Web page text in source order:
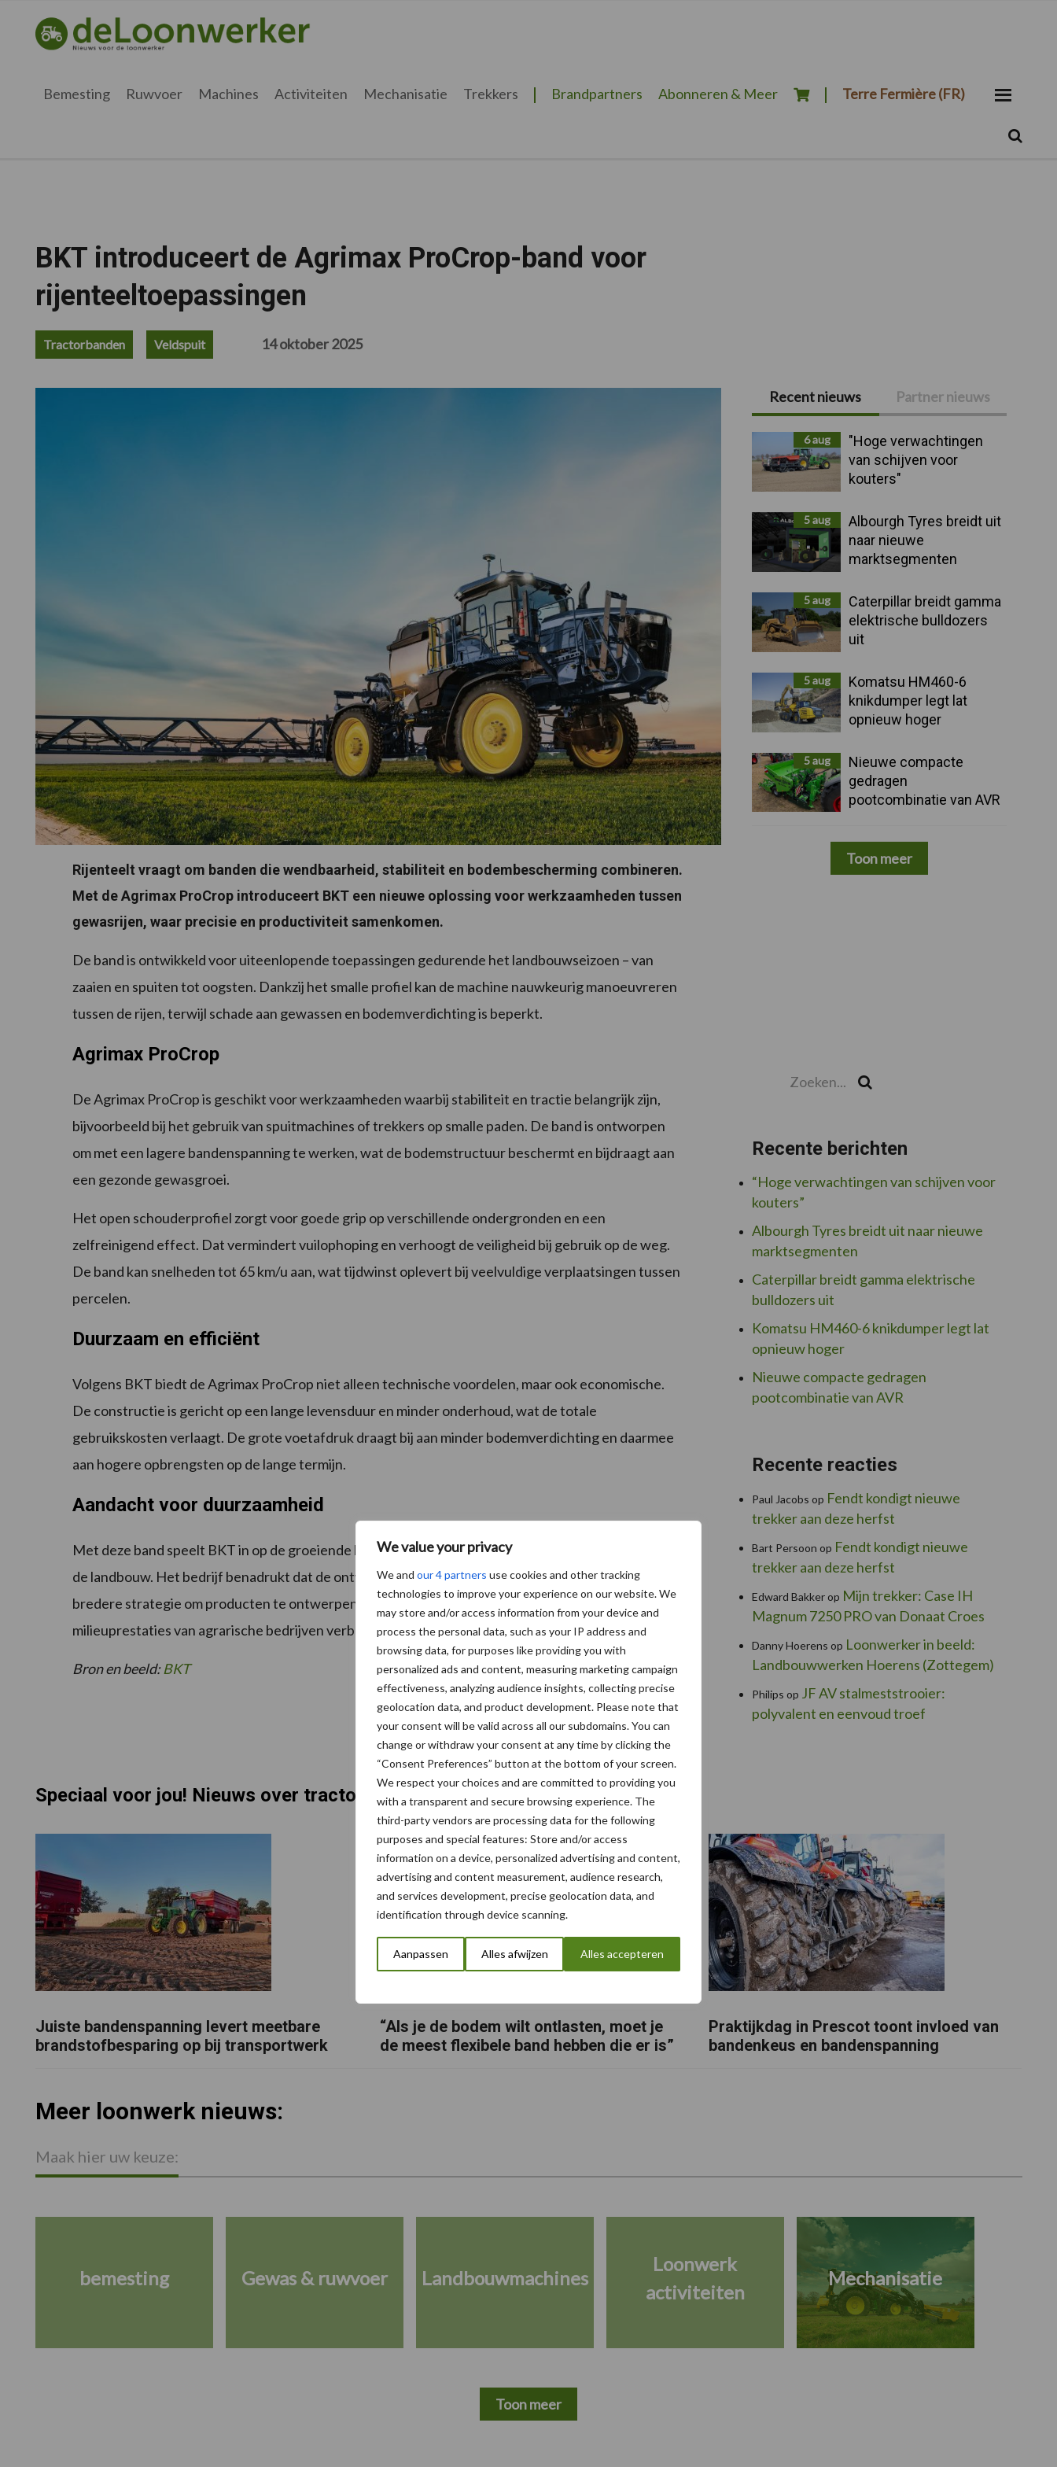
We value your privacy
We and our 4 partners use cookies and other tracking
technologies to improve your experience on our website. We
may store and/or access information from your device and
process the personal data, such as your IP address and
browsing data, for purposes like providing you with
personalized ads and content, measuring marketing campaign
effectiveness, analyzing audience insights, collecting precise
geolocation data, and product development. Please note that
your consent will be valid across all our subdomains. You can
change or withdraw your consent at any time by clicking the
“Consent Preferences” button at the bottom of your screen.
We respect your choices and are committed to providing you
with a transparent and secure browsing experience. The
third-party vendors are processing data for the following
purposes and special features: Store and/or access
information on a device, personalized advertising and content,
advertising and content measurement, audience research,
and services development, precise geolocation data, and
identification through device scanning.
Aanpassen Alles afwijzen Alles accepteren
hoofdnavigatie
hoofd
eerste
voettekst
deloonwerker.be
Bemesting Ruwvoer Machines Activiteiten Mechanisatie Trekkers Brandpartners Abonneren & Meer Terre Fermière (FR)
BKT introduceert de Agrimax ProCrop-band voor
rijenteeltoepassingen
Tractorbanden Veldspuit 14 oktober 2025
Rijenteelt vraagt om banden die wendbaarheid, stabiliteit en bodembescherming combineren.
Met de Agrimax ProCrop introduceert BKT een nieuwe oplossing voor werkzaamheden tussen
gewasrijen, waar precisie en productiviteit samenkomen.
De band is ontwikkeld voor uiteenlopende toepassingen gedurende het landbouwseizoen – van
zaaien en spuiten tot oogsten. Dankzij het smalle profiel kan de machine nauwkeurig manoeuvreren
tussen de rijen, terwijl schade aan gewassen en bodemverdichting is beperkt.
Agrimax ProCrop
De Agrimax ProCrop is geschikt voor werkzaamheden waarbij stabiliteit en tractie belangrijk zijn,
bijvoorbeeld bij het gebruik van spuitmachines of trekkers op smalle paden. De band is ontworpen
om met een lagere bandenspanning te werken, wat de bodemstructuur beschermt en bijdraagt aan
een gezonde gewasgroei.
Het open schouderprofiel zorgt voor goede grip op verschillende ondergronden en een
zelfreinigend effect. Dat vermindert vuilophoping en verhoogt de veiligheid bij gebruik op de weg.
De band kan snelheden tot 65 km/u aan, wat tijdwinst oplevert bij veelvuldige verplaatsingen tussen
percelen.
Duurzaam en efficiënt
Volgens BKT biedt de Agrimax ProCrop niet alleen technische voordelen, maar ook economische.
De constructie is gericht op een lange levensduur en minder onderhoud, wat de totale
gebruikskosten verlaagt. De grote voetafdruk draagt bij aan minder bodemverdichting en daarmee
aan hogere opbrengsten op de lange termijn.
Aandacht voor duurzaamheid
Met deze band speelt BKT in op de groeiende behoefte aan duurzame en efficiënte oplossingen in
de landbouw. Het bedrijf benadrukt dat de ontwikkeling van de Agrimax ProCrop past binnen een
bredere strategie om producten te ontwerpen die zowel de operationele efficiëntie als de
milieuprestaties van agrarische bedrijven verbeteren.
Bron en beeld:BKT
Primaire
Sidebar
Recent nieuws Partner nieuws
6 aug
"Hoge verwachtingen
van schijven voor
kouters"
5 aug
Albourgh Tyres breidt uit
naar nieuwe
marktsegmenten
5 aug
Caterpillar breidt gamma
elektrische bulldozers
uit
5 aug
Komatsu HM460-6
knikdumper legt lat
opnieuw hoger
5 aug
Nieuwe compacte
gedragen
pootcombinatie van AVR
Toon meer
Recente berichten
“Hoge verwachtingen van schijven voor
kouters”
Albourgh Tyres breidt uit naar nieuwe
marktsegmenten
Caterpillar breidt gamma elektrische
bulldozers uit
Komatsu HM460-6 knikdumper legt lat
opnieuw hoger
Nieuwe compacte gedragen
pootcombinatie van AVR
Recente reacties
Paul Jacobs op Fendt kondigt nieuwe
trekker aan deze herfst
Bart Persoon op Fendt kondigt nieuwe
trekker aan deze herfst
Edward Bakkerop Mijn trekker: Case IH
Magnum 7250 PRO van Donaat Croes
Danny Hoerens op Loonwerker in beeld:
Landbouwwerken Hoerens (Zottegem)
Philips op JF AV stalmeststrooier:
polyvalent en eenvoud troef
Speciaal voor jou! Nieuws over tractorbanden
Juiste bandenspanning levert meetbare
brandstofbesparing op bij transportwerk
“Als je de bodem wilt ontlasten, moet je
de meest flexibele band hebben die er is”
Praktijkdag in Prescot toont invloed van
bandenkeus en bandenspanning
Meer loonwerk nieuws:
Maak hier uw keuze:
bemesting Gewas & ruwvoer Landbouwmachines
Loonwerk
activiteiten
Mechanisatie
Toon meer